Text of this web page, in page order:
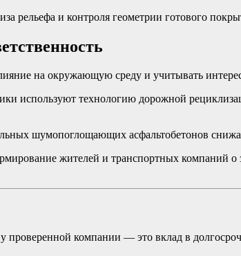
рельефа и контроля геометрии готового
на окружающую среду и учитывать
используют технологию дорожной
шумопоглощающих асфальтобетонов
жителей и транспортных компаний о
у проверенной компании — это вклад в